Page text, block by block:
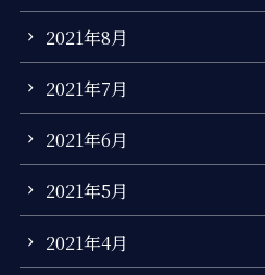
2021年8月
2021年7月
2021年6月
2021年5月
2021年4月